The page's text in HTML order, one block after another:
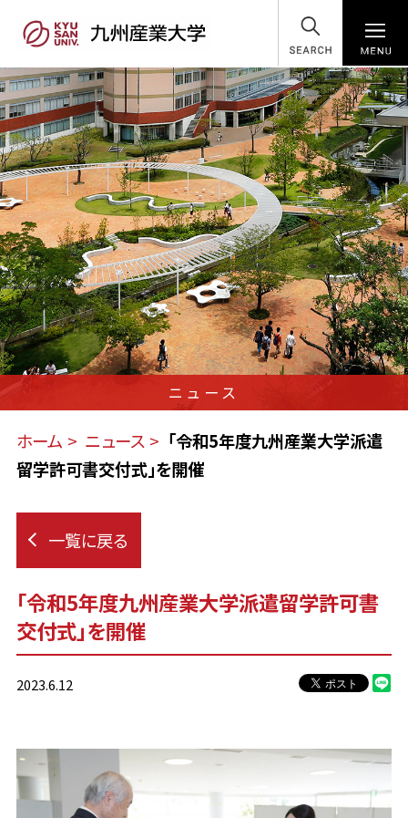
SEARCH
ニュース
ホーム ニュース
「令和5年度九州産業大学派遣
留学許可書交付式」を開催
一覧に戻る
「令和5年度九州産業大学派遣留学許可書
交付式」を開催
2023.6.12